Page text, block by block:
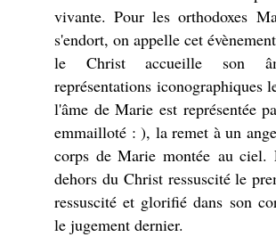
vivante. Pour les orthodoxes
s'endort, on appelle cet évènement
le Christ accueille son
représentations iconographiques
l'âme de Marie est représentée
emmailloté : ), la remet à un
corps de Marie montée au ciel.
dehors du Christ ressuscité le
ressuscité et glorifié dans son
le jugement dernier.